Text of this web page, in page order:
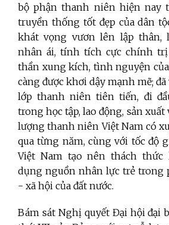
bộ phận thanh niên hiện nay
truyền thống tốt đẹp của dân
khát vọng vươn lên lập thân,
nhân ái, tính tích cực chính
thần xung kích, tình nguyện
càng được khơi dậy mạnh mẽ;
lớp thanh niên tiên tiến, đi
trong học tập, lao động, sản xuất
lượng thanh niên Việt Nam có
qua từng năm, cùng với tốc độ
Việt Nam tạo nên thách thức
dụng nguồn nhân lực trẻ trong
- xã hội của đất nước.
Bám sát Nghị quyết Đại hội đại